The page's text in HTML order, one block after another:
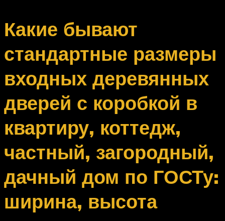
Какие бывают
стандартные размеры
входных деревянных
дверей с коробкой в
квартиру, коттедж,
частный, загородный,
дачный дом по ГОСТу:
ширина, высота